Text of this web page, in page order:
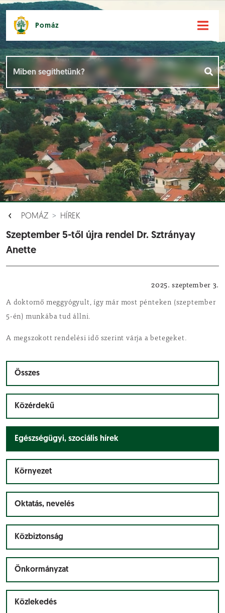
Pomáz
POMÁZ HÍREK
Szeptember 5-től újra rendel Dr. Sztrányay
Anette
2025. szeptember 3.
A doktornő meggyógyult, így már most pénteken (szeptember
5-én) munkába tud állni.
A megszokott rendelési idő szerint várja a betegeket.
Összes
Közérdekű
Egészségügyi, szociális hírek
Környezet
Oktatás, nevelés
Közbiztonság
Önkormányzat
Közlekedés
Események []
Dokumentumok [ ]
Aloldalak []